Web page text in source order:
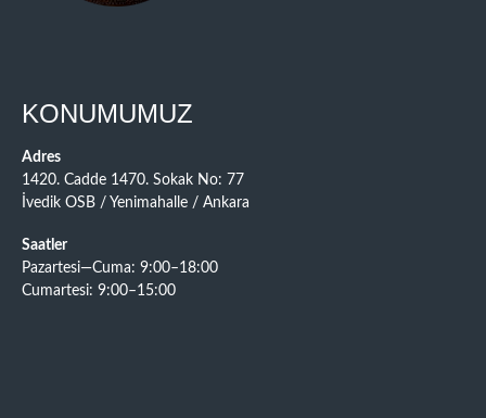
KONUMUMUZ
Adres
1420. Cadde 1470. Sokak No: 77
İvedik OSB / Yenimahalle / Ankara
Saatler
Pazartesi—Cuma: 9:00–18:00
Cumartesi: 9:00–15:00